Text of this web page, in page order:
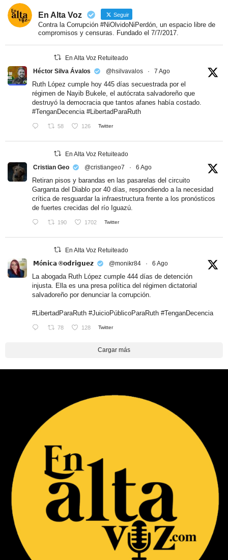
En Alta Voz Seguir
Contra la Corrupción #NiOlvidoNiPerdón, un espacio libre de
compromisos y censuras. Fundado el 7/7/2017.
En Alta Voz Retuiteado
Héctor Silva Ávalos
@hsilvavalos · 7 Ago
Ruth López cumple hoy 445 días secuestrada por el
régimen de Nayib Bukele, el autócrata salvadoreño que
destruyó la democracia que tantos afanes había costado.
#TenganDecencia #LibertadParaRuth
58 126 Twitter
En Alta Voz Retuiteado
Cristian Geo
@cristiangeo7 · 6 Ago
Retiran pisos y barandas en las pasarelas del circuito
Garganta del Diablo por 40 días, respondiendo a la necesidad
crítica de resguardar la infraestructura frente a los pronósticos
de fuertes crecidas del río Iguazú.
190 1702 Twitter
En Alta Voz Retuiteado
𝗠ó𝗻𝗶𝗰𝗮 ®𝗼𝗱𝗿𝗶𝗴𝘂𝗲𝘇
@monikr84 · 6 Ago
La abogada Ruth López cumple 444 días de detención
injusta. Ella es una presa política del régimen dictatorial
salvadoreño por denunciar la corrupción.
#LibertadParaRuth #JuicioPúblicoParaRuth #TenganDecencia
78 128 Twitter
Cargar más